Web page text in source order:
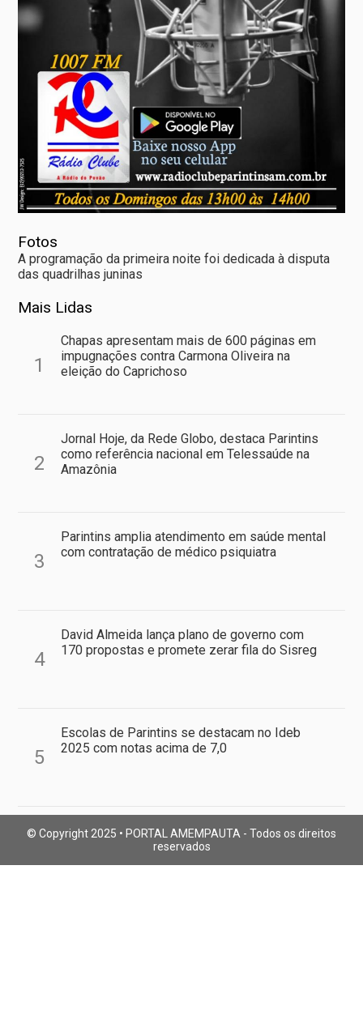
Fotos
A programação da primeira noite foi dedicada à disputa
das quadrilhas juninas
Mais Lidas
1
Chapas apresentam mais de 600 páginas em
impugnações contra Carmona Oliveira na
eleição do Caprichoso
2
Jornal Hoje, da Rede Globo, destaca Parintins
como referência nacional em Telessaúde na
Amazônia
3
Parintins amplia atendimento em saúde mental
com contratação de médico psiquiatra
4
David Almeida lança plano de governo com
170 propostas e promete zerar fila do Sisreg
5
Escolas de Parintins se destacam no Ideb
2025 com notas acima de 7,0
© Copyright 2025 • PORTAL AMEMPAUTA - Todos os direitos
reservados